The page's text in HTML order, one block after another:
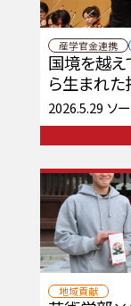
産学官金連携
国境を越
ら生まれ
2026.5.29 ソ
地域貢献